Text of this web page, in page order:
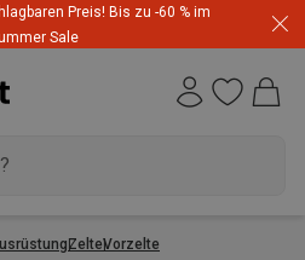
Preis! Bis zu -60 % im
Sale
ZelteVorzelte